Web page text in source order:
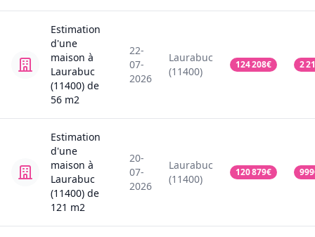
Estimation
d'une
maison à
Laurabuc
(11400) de
56 m2
22-
07-
2026
Laurabuc
(11400)
124 208€ 2
Estimation
d'une
maison à
Laurabuc
(11400) de
121 m2
20-
07-
2026
Laurabuc
(11400)
120 879€ 999